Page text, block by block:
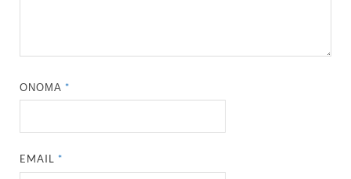
ΌΝΟΜΑ*
EMAIL*